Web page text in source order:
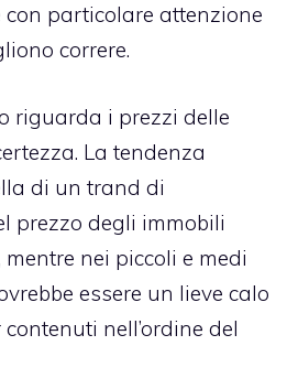
con particolare attenzione
correre.
riguarda i prezzi delle
La tendenza
di un trand di
prezzo degli immobili
nei piccoli e medi
essere un lieve calo
nell’ordine del